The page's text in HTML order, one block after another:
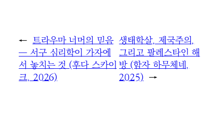
← 트라우마 너머의 믿음
― 서구 심리학이 가자에
서 놓치는 것 (후다 스카이
크, 2026)
생태학살, 제국주의,
그리고 팔레스타인 해
방 (함자 하무체네,
2025) →